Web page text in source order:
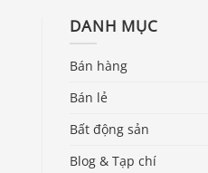
DANH MỤC
Bán hàng
Bán lẻ
Bất động sản
Blog & Tạp chí